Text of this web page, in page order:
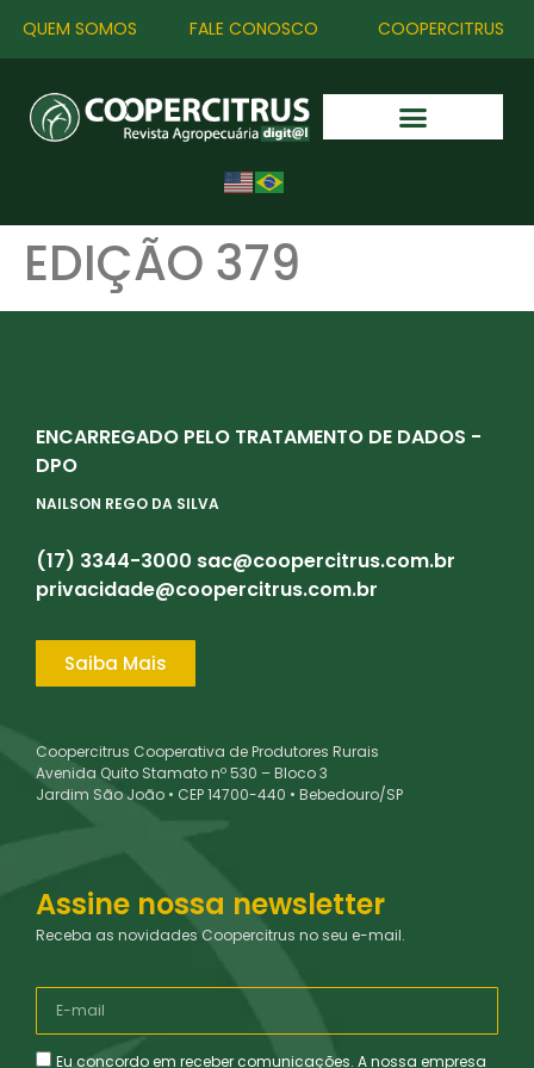
QUEM SOMOS FALE CONOSCO COOPERCITRUS
EDIÇÃO 379
ENCARREGADO PELO TRATAMENTO DE DADOS -
DPO
NAILSON REGO DA SILVA
(17) 3344-3000 sac@coopercitrus.com.br
privacidade@coopercitrus.com.br
Saiba Mais
Coopercitrus Cooperativa de Produtores Rurais
Avenida Quito Stamato nº 530 – Bloco 3
Jardim São João • CEP 14700-440 • Bebedouro/SP
Assine nossa newsletter
Receba as novidades Coopercitrus no seu e-mail.
Eu concordo em receber comunicações. A nossa empresa